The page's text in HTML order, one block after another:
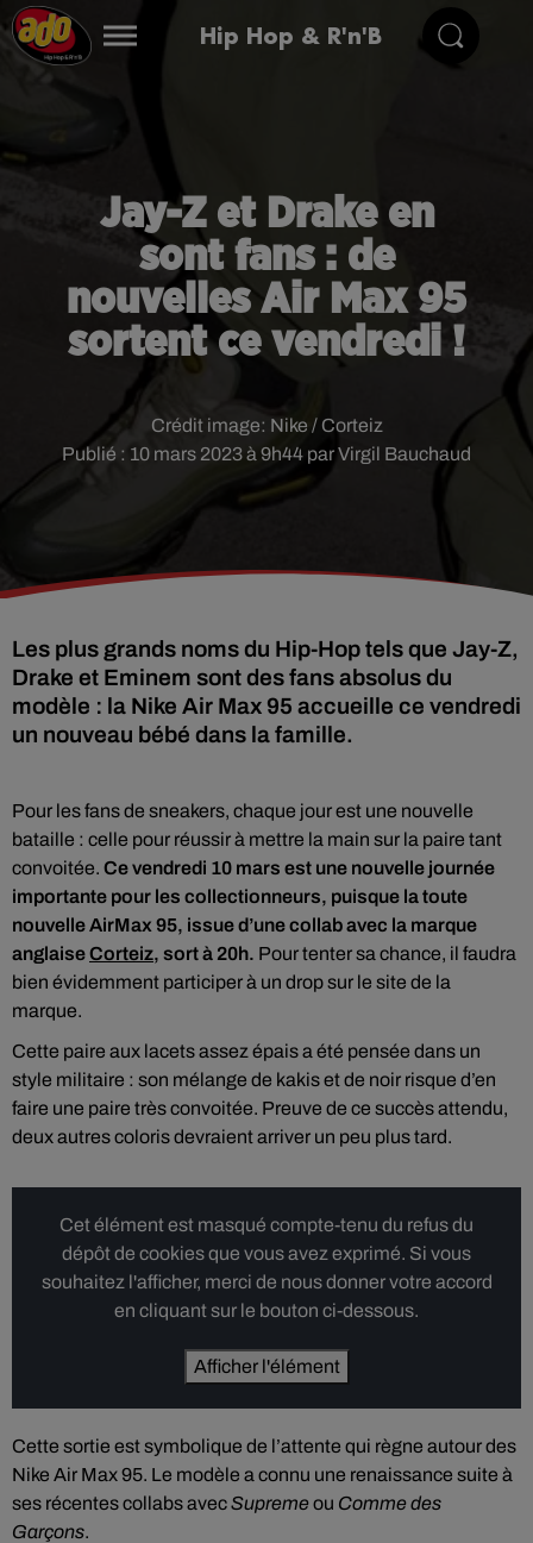
Hip Hop & R'n'B
Jay-Z et Drake en
sont fans : de
nouvelles Air Max 95
sortent ce vendredi !
Publié : 10 mars 2023 à 9h44 par Virgil Bauchaud
Crédit image: Nike / Corteiz
Les plus grands noms du Hip-Hop tels que Jay-Z,
Drake et Eminem sont des fans absolus du
modèle : la Nike Air Max 95 accueille ce vendredi
un nouveau bébé dans la famille.
Pour les fans de sneakers, chaque jour est une nouvelle
bataille : celle pour réussir à mettre la main sur la paire tant
convoitée. Ce vendredi 10 mars est une nouvelle journée
importante pour les collectionneurs, puisque la toute
nouvelle AirMax 95, issue d’une collab avec la marque
anglaiseCorteiz, sort à 20h. Pour tenter sa chance, il faudra
bien évidemment participer à un drop sur le site de la
marque.
Cette paire aux lacets assez épais a été pensée dans un
style militaire : son mélange de kakis et de noir risque d’en
faire une paire très convoitée. Preuve de ce succès attendu,
deux autres coloris devraient arriver un peu plus tard.
Cet élément est masqué compte-tenu du refus du
dépôt de cookies que vous avez exprimé. Si vous
souhaitez l'afficher, merci de nous donner votre accord
en cliquant sur le bouton ci-dessous.
Afficher l'élément
Cette sortie est symbolique de l’attente qui règne autour des
Nike Air Max 95. Le modèle a connu une renaissance suite à
ses récentes collabs avecSupremeou Comme des
Garçons.